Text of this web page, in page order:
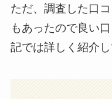
ただ、調査した口
もあったので良い
記では詳しく紹介し